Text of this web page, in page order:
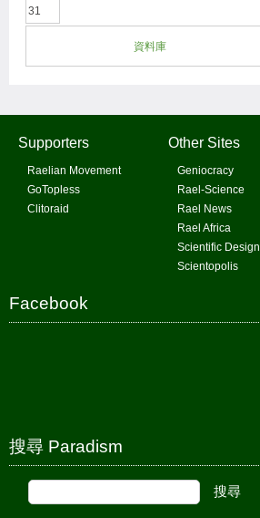
31
資料庫
Supporters
Raelian Movement
GoTopless
Clitoraid
Other Sites
Geniocracy
Rael-Science
Rael News
Rael Africa
Scientific Design
Scientopolis
Facebook
搜尋 Paradism